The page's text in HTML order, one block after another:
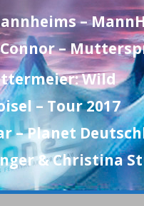
–
–
Wild
– Tour 2017
– Planet
& Christina